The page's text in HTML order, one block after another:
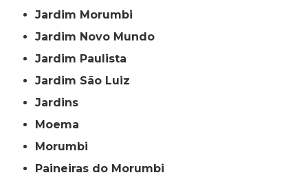
Jardim Morumbi
Jardim Novo Mundo
Jardim Paulista
Jardim São Luiz
Jardins
Moema
Morumbi
Paineiras do Morumbi